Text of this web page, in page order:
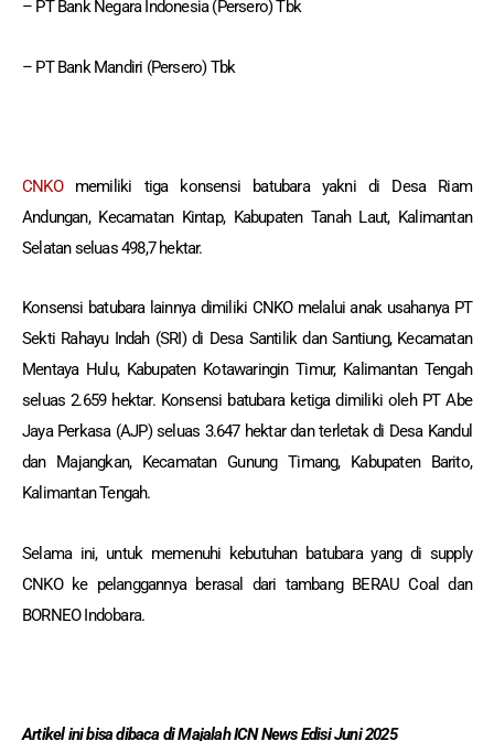
– PT Bank Negara Indonesia (Persero) Tbk
– PT Bank Mandiri (Persero) Tbk
CNKOmemiliki tiga konsensi batubara yakni di Desa Riam
Andungan, Kecamatan Kintap, Kabupaten Tanah Laut, Kalimantan
Selatan seluas 498,7 hektar.
Konsensi batubara lainnya dimiliki CNKO melalui anak usahanya PT
Sekti Rahayu Indah (SRI) di Desa Santilik dan Santiung, Kecamatan
Mentaya Hulu, Kabupaten Kotawaringin Timur, Kalimantan Tengah
seluas 2.659 hektar. Konsensi batubara ketiga dimiliki oleh PT Abe
Jaya Perkasa (AJP) seluas 3.647 hektar dan terletak di Desa Kandul
dan Majangkan, Kecamatan Gunung Timang, Kabupaten Barito,
Kalimantan Tengah.
Selama ini, untuk memenuhi kebutuhan batubara yang di supply
CNKO ke pelanggannya berasal dari tambang BERAU Coal dan
BORNEO Indobara.
Artikel ini bisa dibacadi Majalah ICN News Edisi Juni 2025